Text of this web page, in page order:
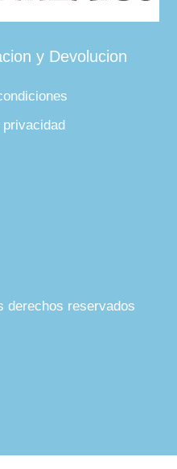
y Devolucion
derechos reservados